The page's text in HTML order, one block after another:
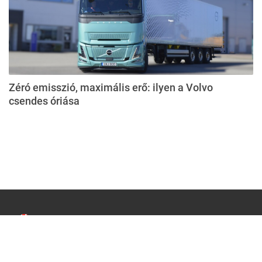
Zéró emisszió, maximális erő: ilyen a Volvo
csendes óriása